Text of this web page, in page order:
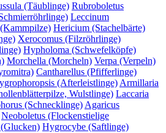
(Täublinge) Rubroboletus
Leccinum
Hericium (Stachelbärte)
Xerocomus (Filzröhrlinge)
Hypholoma (Schwefelköpfe)
Morchella (Morcheln) Verpa (Verpeln)
Cantharellus (Pfifferlinge)
(Afterleistlinge) Armillaria
Wulstlinge) Laccaria
(Schnecklinge) Agaricus
Neoboletus (Flockenstielige
(Glucken) Hygrocybe (Saftlinge)